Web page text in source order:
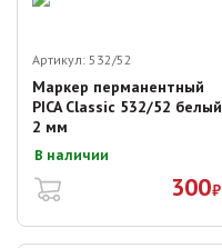
Артикул: 532/52
Маркер перманентный
PICA Classic 532/52 белый
2 мм
В наличии
300₽